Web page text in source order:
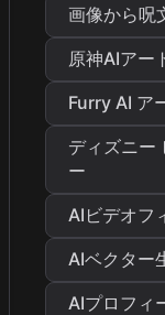
画像から呪
原神AIアー
Furry AI ア
ディズニー
ー
AIビデオフ
AIベクター
AIプロフィ